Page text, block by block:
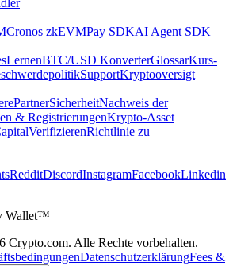
Cronos zkEVMPay SDKAI Agent SDK
LernenBTC/USD KonverterGlossarKurs-
SupportKryptooversigt
PartnerSicherheitNachweis der
& RegistrierungenKrypto-Asset
VerifizierenRichtlinie zu
RedditDiscordInstagramFacebookLinkedin
Wallet™
Crypto.com. Alle Rechte vorbehalten.
DatenschutzerklärungFees &